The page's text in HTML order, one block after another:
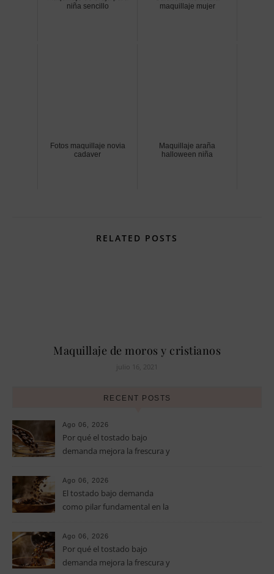
niña sencillo
maquillaje mujer
Fotos maquillaje novia
cadaver
Maquillaje araña
halloween niña
RELATED POSTS
Maquillaje de moros y cristianos
julio 16, 2021
RECENT POSTS
Ago 06, 2026
Por qué el tostado bajo
demanda mejora la frescura y
especialidad
Ago 06, 2026
El tostado bajo demanda
como pilar fundamental en la
Ago 06, 2026
Por qué el tostado bajo
demanda mejora la frescura y